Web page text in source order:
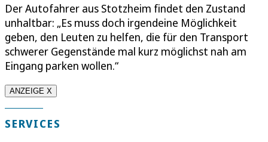
Der Autofahrer aus Stotzheim findet den Zustand
unhaltbar: „Es muss doch irgendeine Möglichkeit
geben, den Leuten zu helfen, die für den Transport
schwerer Gegenstände mal kurz möglichst nah am
Eingang parken wollen.“
ANZEIGE X
SERVICES